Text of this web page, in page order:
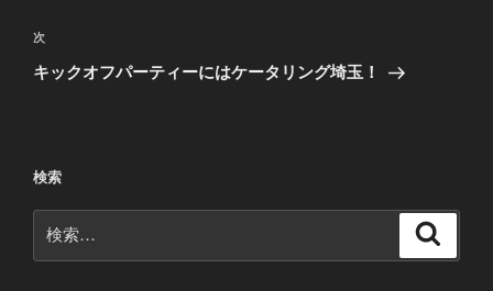
ゲ
ー
次
の
次
キックオフパーティーにはケータリング埼玉！
検索
索: